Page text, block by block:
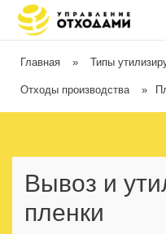
Главная » Типы
Отходы производства »
Вывоз и
пленки